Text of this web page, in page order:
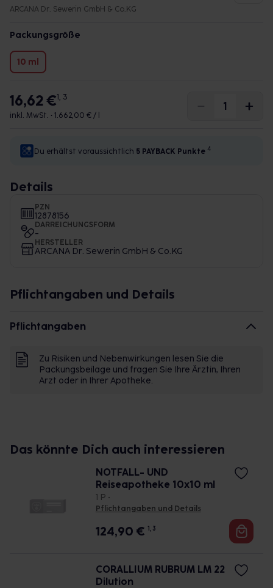
ARCANA Dr. Sewerin GmbH & Co.KG
Packungsgröße
10 ml
16,62 €1, 3
inkl. MwSt. • 1.662,00 € / l
Du erhältst voraussichtlich 5 PAYBACK Punkte 4
Details
PZN
12878156
DARREICHUNGSFORM
-
HERSTELLER
ARCANA Dr. Sewerin GmbH & Co.KG
Pflichtangaben und Details
Pflichtangaben
Zu Risiken und Nebenwirkungen lesen Sie die
Packungsbeilage und fragen Sie Ihre Ärztin, Ihren
Arzt oder in Ihrer Apotheke.
Das könnte Dich auch interessieren
NOTFALL- UND
Reiseapotheke 10x10 ml
1 P •
Pflichtangaben und Details
124,90 € 1, 3
CORALLIUM RUBRUM LM 22
Dilution